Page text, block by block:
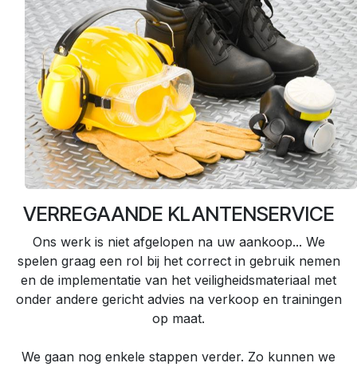
VERREGAANDE KLANTENSERVICE
Ons werk is niet afgelopen na uw aankoop... We
spelen graag een rol bij het correct in gebruik nemen
en de implementatie van het veiligheidsmateriaal met
onder andere gericht advies na verkoop en trainingen
op maat.
We gaan nog enkele stappen verder. Zo kunnen we